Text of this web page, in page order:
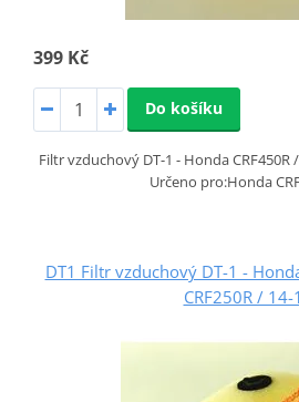
399 Kč
Do košíku
Filtr vzduchový DT-1 - Honda CRF450R
Určeno pro:Honda
DT1 Filtr vzduchový DT-1 -
CRF250R / 14-